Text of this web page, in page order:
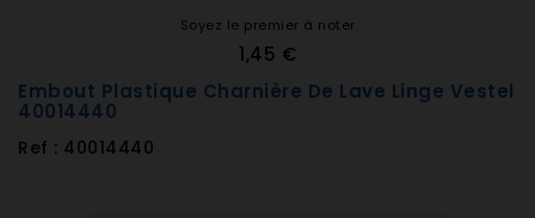
Soyez le premier à noter
1,45 €
Embout Plastique Charnière De Lave Linge Vestel
40014440
Ref : 40014440